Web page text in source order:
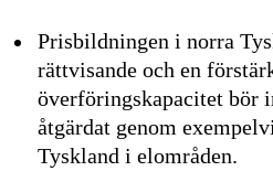
Prisbildningen i norra
rättvisande och en
överföringskapacitet bör
åtgärdat genom
Tyskland i elområden.